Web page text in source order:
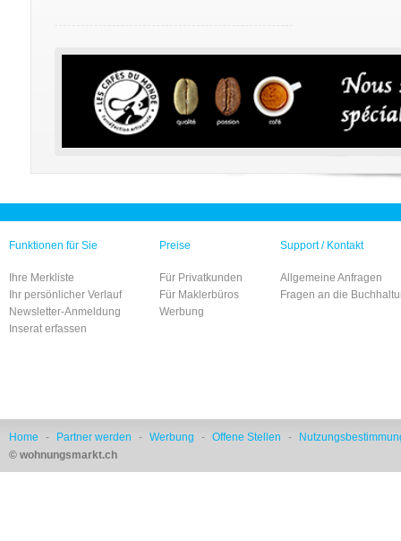
Funktionen für Sie
Ihre Merkliste
Ihr persönlicher Verlauf
Newsletter-Anmeldung
Inserat erfassen
Preise
Für Privatkunden
Für Maklerbüros
Werbung
Support / Kontakt
Allgemeine Anfragen
Fragen an die
Home - Partner werden - Werbung - Offene Stellen -
© wohnungsmarkt.ch